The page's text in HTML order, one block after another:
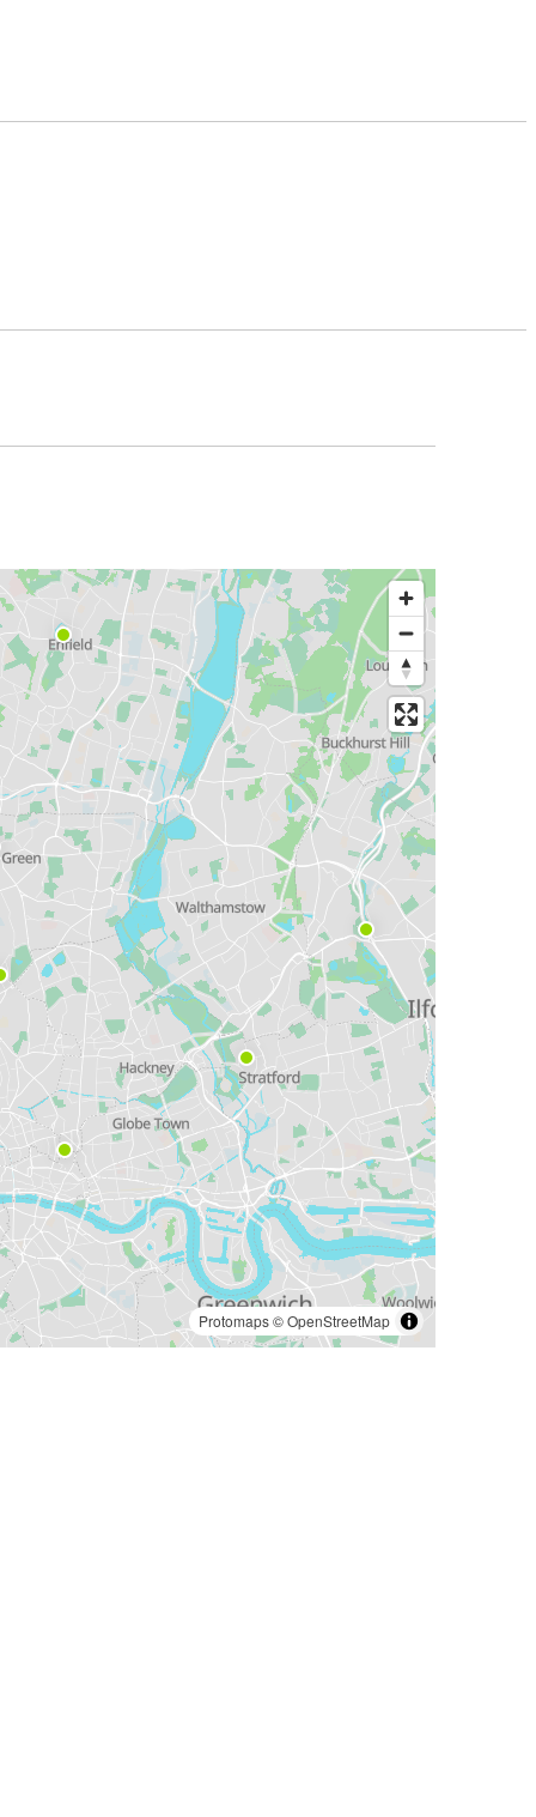
Protomaps©OpenStreetMap